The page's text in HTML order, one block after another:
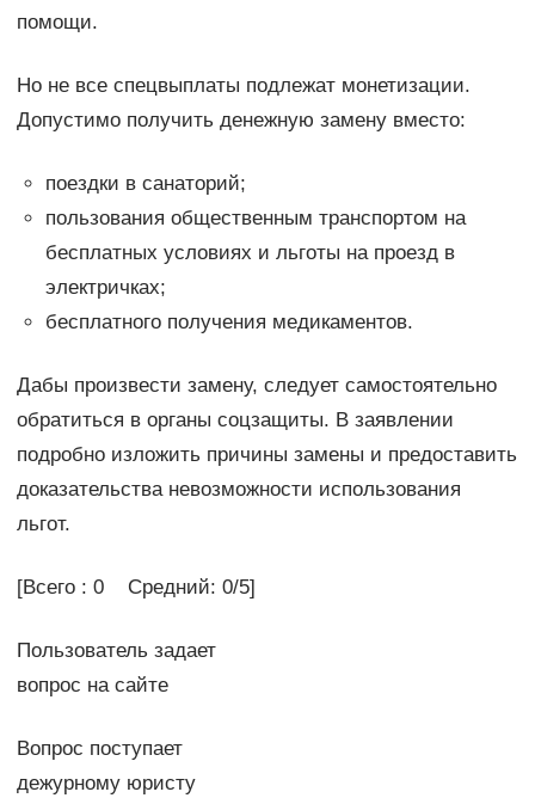
помощи.
Но не все спецвыплаты подлежат монетизации.
Допустимо получить денежную замену вместо:
поездки в санаторий;
пользования общественным транспортом на
бесплатных условиях и льготы на проезд в
электричках;
бесплатного получения медикаментов.
Дабы произвести замену, следует самостоятельно
обратиться в органы соцзащиты. В заявлении
подробно изложить причины замены и предоставить
доказательства невозможности использования
льгот.
[Всего : 0 Средний: 0/5]
Пользователь задает
вопрос на сайте
Вопрос поступает
дежурному юристу